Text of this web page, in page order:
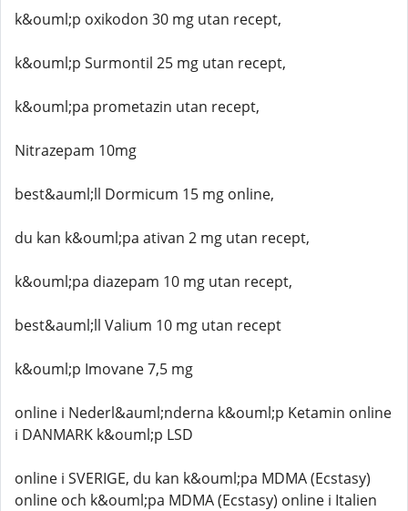
k&ouml;p oxikodon 30 mg utan recept,
k&ouml;p Surmontil 25 mg utan recept,
k&ouml;pa prometazin utan recept,
Nitrazepam 10mg
best&auml;ll Dormicum 15 mg online,
du kan k&ouml;pa ativan 2 mg utan recept,
k&ouml;pa diazepam 10 mg utan recept,
best&auml;ll Valium 10 mg utan recept
k&ouml;p Imovane 7,5 mg
online i Nederl&auml;nderna k&ouml;p Ketamin online
i DANMARK k&ouml;p LSD
online i SVERIGE, du kan k&ouml;pa MDMA (Ecstasy)
online och k&ouml;pa MDMA (Ecstasy) online i Italien